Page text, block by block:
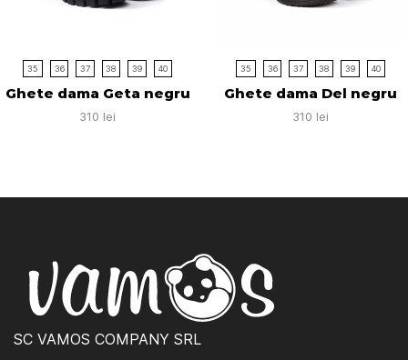
35 36 37 38 39 40
Ghete dama Geta negru
310 lei
35 36 37 38 39 40
Ghete dama Del negru
310 lei
SC VAMOS COMPANY SRL